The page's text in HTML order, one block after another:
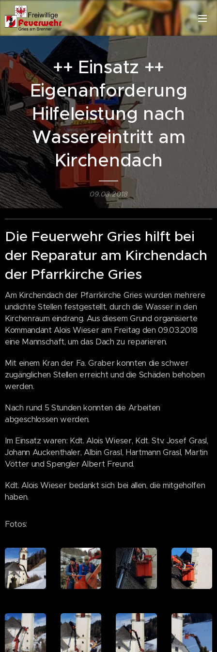
++ Einsatz ++
Eigenanforderung
Hilfeleistung nach
Wassereintritt am
Kirchendach
09.03.2018
Die Feuerwehr Gries hilft bei
der Reparatur am Kirchendach
der Pfarrkirche Gries
Am Kirchendach der Pfarrkirche Gries wurden mehrere
undichte Stellen festgestellt, durch die Wasser in den
Kirchenraum eindrang. Aus diesem Grund organisierte
Kommandant Alois Wieser am Freitag den 09.03.2018
eine Mannschaft, um das Dach zu reparieren.
Mit einem Kran der Fa. Graber konnten die schwer
zugänglichen Stellen erreicht und die Schäden behoben
werden.
Nach rund 5 Stunden konnten die Arbeiten
abgeschlossen werden.
Im Einsatz waren: Kdt. Alois Wieser, Kdt. Stv. Josef Grasl,
Johann Auckenthaler, Albin Grasl, Hartmann Grasl, Martin
Vötter und Spengler Albert Freund.
Kdt. Alois Wieser bedankt sich bei allen, die mitgeholfen
haben.
Fotos: